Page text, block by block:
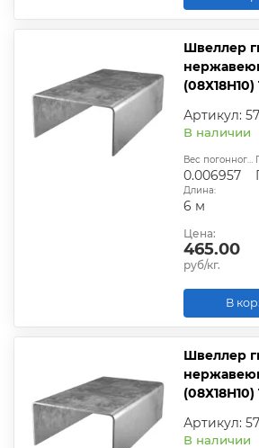
Швеллер
(08Х18Н10)
Артикул:
В наличии
Вес погонного метра, т.:
0.006957
Длина:
6 м
Цена:
465.00
руб/кг.
В
Швеллер
(08Х18Н10)
Артикул:
В наличии